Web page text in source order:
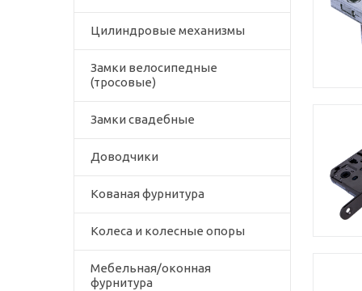
Цилиндровые механизмы
Замки велосипедные
(тросовые)
Замки свадебные
Доводчики
Кованая фурнитура
Колеса и колесные опоры
Мебельная/оконная
фурнитура